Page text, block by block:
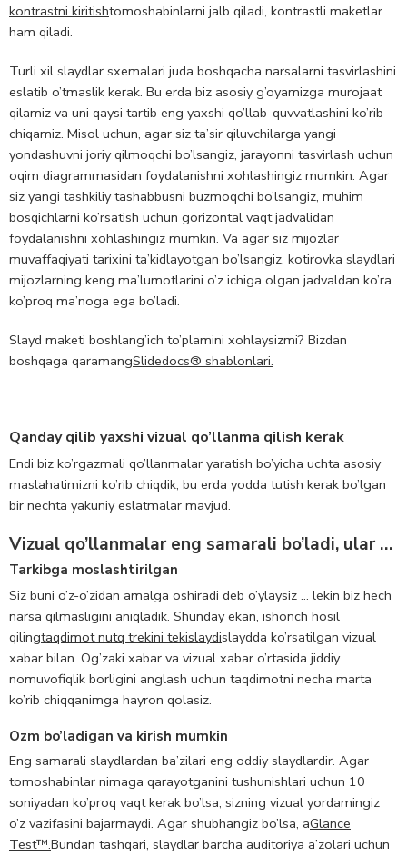
kontrastni kiritishtomoshabinlarni jalb qiladi, kontrastli maketlar
ham qiladi.
Turli xil slaydlar sxemalari juda boshqacha narsalarni tasvirlashini
eslatib o’tmaslik kerak. Bu erda biz asosiy g’oyamizga murojaat
qilamiz va uni qaysi tartib eng yaxshi qo’llab-quvvatlashini ko’rib
chiqamiz. Misol uchun, agar siz ta’sir qiluvchilarga yangi
yondashuvni joriy qilmoqchi bo’lsangiz, jarayonni tasvirlash uchun
oqim diagrammasidan foydalanishni xohlashingiz mumkin. Agar
siz yangi tashkiliy tashabbusni buzmoqchi bo’lsangiz, muhim
bosqichlarni ko’rsatish uchun gorizontal vaqt jadvalidan
foydalanishni xohlashingiz mumkin. Va agar siz mijozlar
muvaffaqiyati tarixini ta’kidlayotgan bo’lsangiz, kotirovka slaydlari
mijozlarning keng ma’lumotlarini o’z ichiga olgan jadvaldan ko’ra
ko’proq ma’noga ega bo’ladi.
Slayd maketi boshlang’ich to’plamini xohlaysizmi? Bizdan
boshqaga qaramangSlidedocs® shablonlari.
Qanday qilib yaxshi vizual qo’llanma qilish kerak
Endi biz ko’rgazmali qo’llanmalar yaratish bo’yicha uchta asosiy
maslahatimizni ko’rib chiqdik, bu erda yodda tutish kerak bo’lgan
bir nechta yakuniy eslatmalar mavjud.
Vizual qo’llanmalar eng samarali bo’ladi, ular …
Tarkibga moslashtirilgan
Siz buni o’z-o’zidan amalga oshiradi deb o’ylaysiz … lekin biz hech
narsa qilmasligini aniqladik. Shunday ekan, ishonch hosil
qilingtaqdimot nutq trekini tekislaydislaydda ko’rsatilgan vizual
xabar bilan. Og’zaki xabar va vizual xabar o’rtasida jiddiy
nomuvofiqlik borligini anglash uchun taqdimotni necha marta
ko’rib chiqqanimga hayron qolasiz.
Ozm bo’ladigan va kirish mumkin
Eng samarali slaydlardan ba’zilari eng oddiy slaydlardir. Agar
tomoshabinlar nimaga qarayotganini tushunishlari uchun 10
soniyadan ko’proq vaqt kerak bo’lsa, sizning vizual yordamingiz
o’z vazifasini bajarmaydi. Agar shubhangiz bo’lsa, aGlance
Test™.Bundan tashqari, slaydlar barcha auditoriya a’zolari uchun